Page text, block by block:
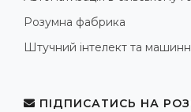
Розумна фабрика
Штучний інтелект та
ПІДПИСАТИСЬ НА